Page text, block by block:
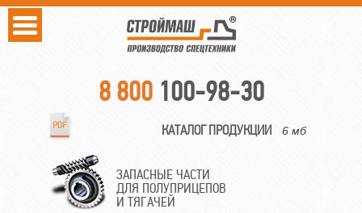
8 800 100-98-30
КАТАЛОГ ПРОДУКЦИИ 6 мб
ЗАПАСНЫЕ ЧАСТИ
ДЛЯ ПОЛУПРИЦЕПОВ
И ТЯГАЧЕЙ